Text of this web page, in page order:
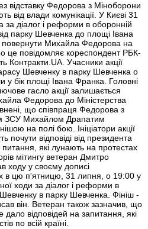
відставку Федорова з Міноборони
від влади комунікації. У Києві 31
за діалог і реформи в оборонній
парку Шевченка до площі Івана
Михайла Федорова на
це повідомляє кореспондент РБК-
Контракти.UA. Учасники акції
Шевченку в парку Шевченка о
у бік площі Івана Франка. Головні
гасло акції залишається
Федорова до Міністерства
що співпраця Федорова з
ЗСУ Михайлом Драпатим
на полі бою. Ініціатори акції
відповіді від президента
які лунають на протестах
мітингу ветеран Дмитро
ходу у своєму дописі
в цю п'ятницю, 31 липня, о 19:00 у
ходи за діалог і реформи в
в парку Шевченка. Фініш -
він. Ветеран також зазначив, що
відповідей на запитання, які
по всій країні.